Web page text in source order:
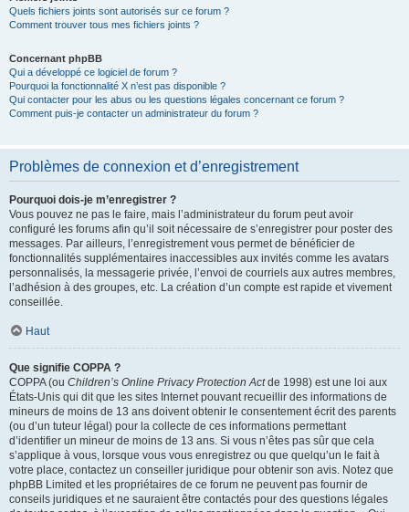
Quels fichiers joints sont autorisés sur ce forum ?
Comment trouver tous mes fichiers joints ?
Concernant phpBB
Qui a développé ce logiciel de forum ?
Pourquoi la fonctionnalité X n’est pas disponible ?
Qui contacter pour les abus ou les questions légales concernant ce forum ?
Comment puis-je contacter un administrateur du forum ?
Problèmes de connexion et d’enregistrement
Pourquoi dois-je m’enregistrer ?
Vous pouvez ne pas le faire, mais l’administrateur du forum peut avoir
configuré les forums afin qu’il soit nécessaire de s’enregistrer pour poster des
messages. Par ailleurs, l’enregistrement vous permet de bénéficier de
fonctionnalités supplémentaires inaccessibles aux invités comme les avatars
personnalisés, la messagerie privée, l’envoi de courriels aux autres membres,
l’adhésion à des groupes, etc. La création d’un compte est rapide et vivement
conseillée.
Haut
Que signifie COPPA ?
COPPA (ou Children’s Online Privacy Protection Actde 1998) est une loi aux
États-Unis qui dit que les sites Internet pouvant recueillir des informations de
mineurs de moins de 13 ans doivent obtenir le consentement écrit des parents
(ou d’un tuteur légal) pour la collecte de ces informations permettant
d’identifier un mineur de moins de 13 ans. Si vous n’êtes pas sûr que cela
s’applique à vous, lorsque vous vous enregistrez ou que quelqu’un le fait à
votre place, contactez un conseiller juridique pour obtenir son avis. Notez que
phpBB Limited et les propriétaires de ce forum ne peuvent pas fournir de
conseils juridiques et ne sauraient être contactés pour des questions légales